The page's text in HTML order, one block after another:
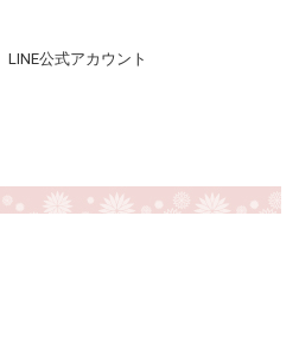
LINE公式アカウント